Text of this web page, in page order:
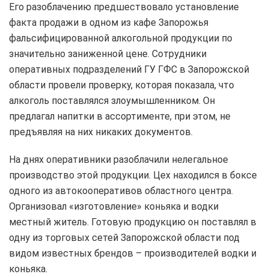
Его разоблачению предшествовало установление
факта продажи в одном из кафе Запорожья
фальсифицированной алкогольной продукции по
значительно заниженной цене. Сотрудники
оперативных подразделений ГУ ГФС в Запорожской
области провели проверку, которая показала, что
алкоголь поставлялся злоумышленником. Он
предлагал напитки в ассортименте, при этом, не
предъявляя на них никаких документов.
На днях оперативники разоблачили нелегальное
производство этой продукции. Цех находился в боксе
одного из автокооперативов областного центра.
Организовал «изготовление» коньяка и водки
местный житель. Готовую продукцию он поставлял в
одну из торговых сетей Запорожской области под
видом известных брендов – производителей водки и
коньяка.